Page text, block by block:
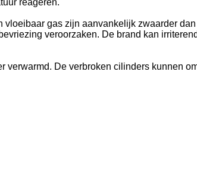
reageren.
gas zijn aanvankelijk zwaarder
veroorzaken. De brand kan
verwarmd. De verbroken cilinders kunnen